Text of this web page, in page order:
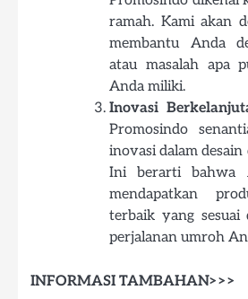
ramah. Kami akan
membantu Anda
atau masalah apa
Anda miliki.
Inovasi
Promosindo
inovasi dalam
Ini berarti bahwa
mendapatkan
terbaik yang sesuai
perjalanan umroh
INFORMASI TAMBAHAN>>>